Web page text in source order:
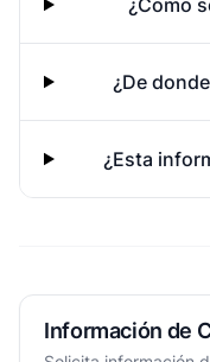
¿Como
¿De
¿Esta
Información de